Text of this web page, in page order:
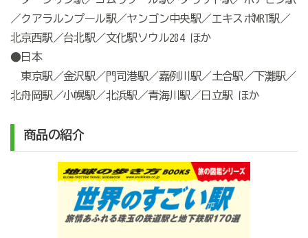
／クアラルンプール駅／ヤンゴン中央駅／エキスポMRT駅／
北京西駅／台北駅／文化駅ソウル284 ほか
●日本
東京駅／金沢駅／門司港駅／嘉例川駅／土合駅／下灘駅／
北舟岡駅／小幌駅／北浜駅／青海川駅／日立駅 ほか
商品の紹介